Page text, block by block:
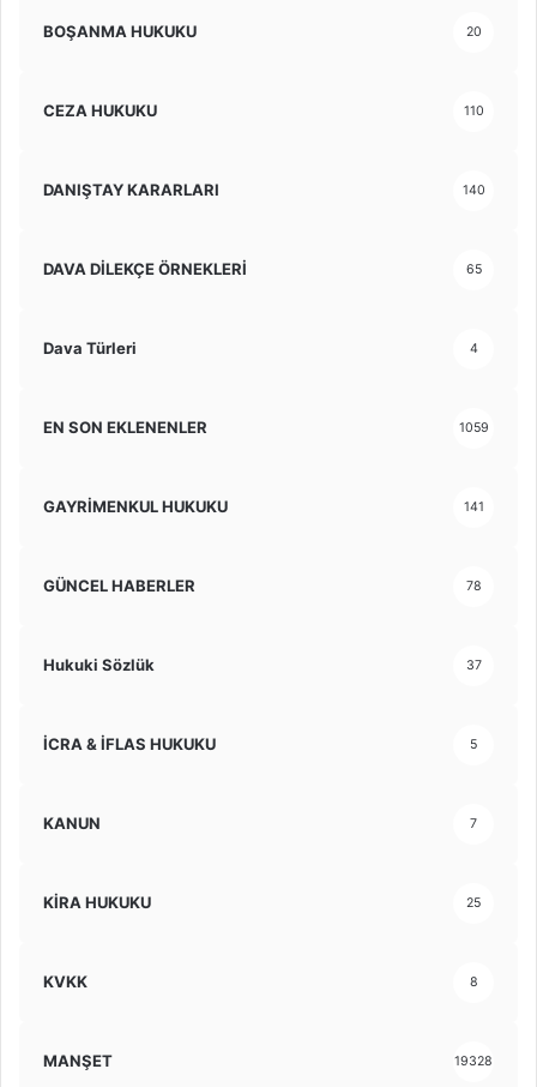
BOŞANMA HUKUKU 20
CEZA HUKUKU 110
DANIŞTAY KARARLARI 140
DAVA DİLEKÇE ÖRNEKLERİ 65
Dava Türleri 4
EN SON EKLENENLER 1059
GAYRİMENKUL HUKUKU 141
GÜNCEL HABERLER 78
Hukuki Sözlük 37
İCRA & İFLAS HUKUKU 5
KANUN 7
KİRA HUKUKU 25
KVKK 8
MANŞET 19328